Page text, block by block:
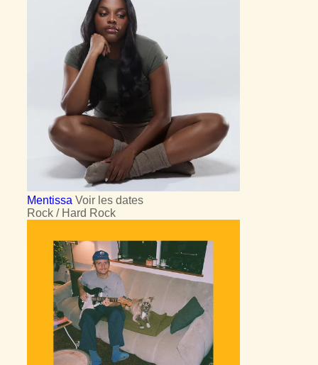
Mentissa Voir les dates
Rock / Hard Rock